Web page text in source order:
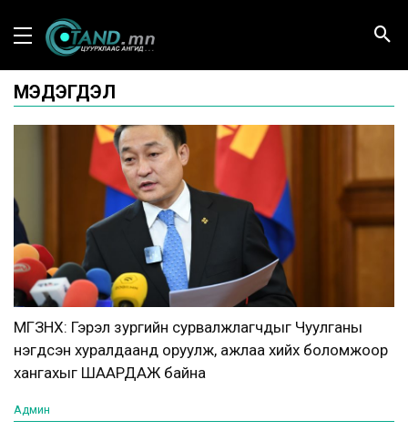
МЭДЭГДЭЛ
МГЗНХ: Гэрэл зургийн сурвалжлагчдыг Чуулганы
нэгдсэн хуралдаанд оруулж, ажлаа хийх боломжоор
хангахыг ШААРДАЖ байна
Админ